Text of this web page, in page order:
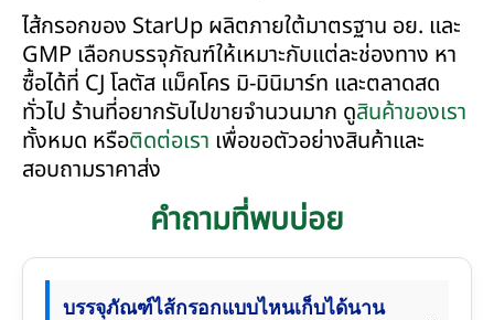
ไส้กรอกของ StarUp ผลิตภายใต้มาตรฐาน อย. และ
GMP เลือกบรรจุภัณฑ์ให้เหมาะกับแต่ละช่องทาง หา
ซื้อได้ที่ CJ โลตัส แม็คโคร มิ-มินิมาร์ท และตลาดสด
ทั่วไป ร้านที่อยากรับไปขายจำนวนมาก ดูสินค้าของเรา
ทั้งหมด หรือติดต่อเรา เพื่อขอตัวอย่างสินค้าและ
สอบถามราคาส่ง
คำถามที่พบบ่อย
บรรจุภัณฑ์ไส้กรอกแบบไหนเก็บได้นาน